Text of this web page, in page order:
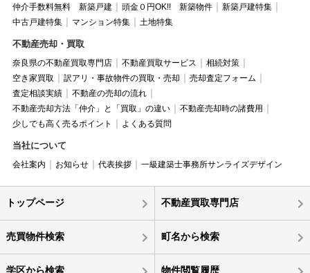
仲介手数料無料 新築戸建 頭金０円OK!! 新築物件
新築戸建特集
中古戸建特集
マンション特集 土地特集
不動産売却・買取
奈良県の不動産買取専門店 不動産買取サービス
相続対策
空き家買取
訳アリ・事故物件の買取・売却
売却査定フォーム
査定相談実績
不動産の売却の流れ
不動産売却方法「仲介」と「買取」の違い
不動産売却時の諸費用
少しでも高く売るポイント
よくある質問
当社について
会社案内 お知らせ 代表挨拶 一級建築士事務所サンライズデザイン
トップページ 不動産買取専門店
売買物件検索 町名から検索
学区から検索 物件閲覧履歴